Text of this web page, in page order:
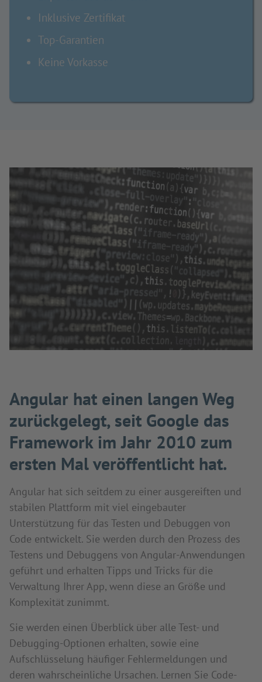
Inklusive Zertifikat
Top-Garantien
Keine Vorkasse
Angular hat einen langen Weg
zurückgelegt, seit Google das
Framework im Jahr 2010 zum
ersten Mal veröffentlicht hat.
Angular hat sich seitdem zu einer ausgereiften und
stabilen Plattform mit viel eingebauter
Unterstützung für das Testen und Debuggen von
Code entwickelt. Sie werden durch den Prozess des
Testens und Debuggens von Angular-Anwendungen
geführt und erhalten Tipps und Tricks für die
Verwaltung Ihrer App, wenn diese an Größe und
Komplexität zunimmt.
Sie werden einen Überblick über alle Test- und
Debugging-Optionen erhalten, sowie eine
Aufschlüsselung häufiger Fehlermeldungen und
deren wahrscheinliche Ursachen. Lernen Sie Code-